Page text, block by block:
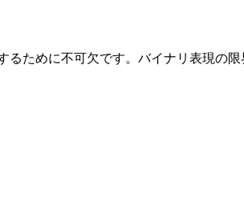
ために不可欠です。バイナリ表現の